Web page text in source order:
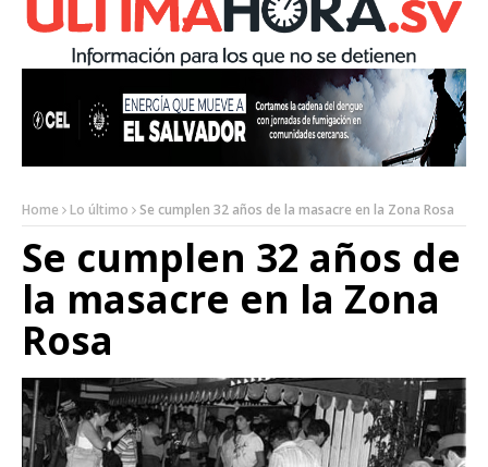
Home Lo último Se cumplen 32 años de la masacre en la Zona Rosa
Se cumplen 32 años de
la masacre en la Zona
Rosa